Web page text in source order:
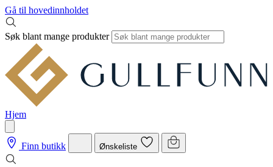
Gå til hovedinnholdet
Søk blant mange produkter
Hjem
Finn butikk Ønskeliste